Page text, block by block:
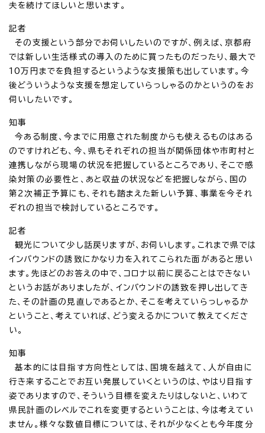
夫を続けてほしいと思います。
記者
その支援という部分でお伺いしたいのですが、例えば、京都府
では新しい生活様式の導入のために買ったものだったり、最大で
10万円までを負担するというような支援策も出しています。今
後どういうような支援を想定していらっしゃるのかというのをお
伺いしたいです。
知事
今ある制度、今までに用意された制度からも使えるものはある
のですけれども、今、県もそれぞれの担当が関係団体や市町村と
連携しながら現場の状況を把握しているところであり、そこで感
染対策の必要性と、あと収益の状況などを把握しながら、国の
第2次補正予算にも、それも踏まえた新しい予算、事業を今それ
ぞれの担当で検討しているところです。
記者
観光について少し話戻りますが、お伺いします。これまで県では
インバウンドの誘致にかなり力を入れてこられた面があると思い
ます。先ほどのお答えの中で、コロナ以前に戻ることはできない
というお話がありましたが、インバウンドの誘致を押し出してき
た、その計画の見直しであるとか、そこを考えていらっしゃるか
ということ、考えていれば、どう変えるかについて教えてくださ
い。
知事
基本的には目指す方向性としては、国境を越えて、人が自由に
行き来することでお互い発展していくというのは、やはり目指す
姿でありますので、そういう目標を変えたりはしないと、いわて
県民計画のレベルでこれを変更するということは、今は考えてい
ません。様々な数値目標については、それが少なくとも今年度分